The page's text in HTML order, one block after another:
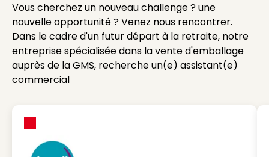
Vous cherchez un nouveau challenge ? une
nouvelle opportunité ? Venez nous rencontrer.
Dans le cadre d'un futur départ à la retraite, notre
entreprise spécialisée dans la vente d'emballage
auprès de la GMS, recherche un(e) assistant(e)
commercial